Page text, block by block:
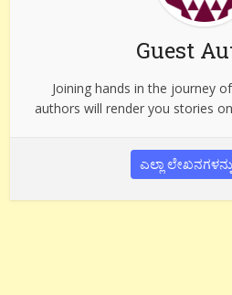
Guest
Joining hands in the journey
authors will render you stories
ಎಲ್ಲಾ